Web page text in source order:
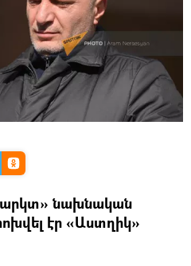
նախնական
էր «Աստղիկ»